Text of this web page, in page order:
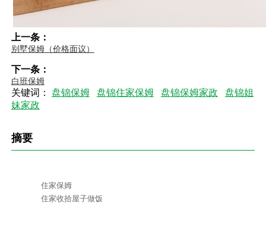
上一条：
别墅保姆（价格面议）
下一条：
白班保姆
关键词： 盘锦保姆 盘锦住家保姆 盘锦保姆家政
盘锦姐
妹家政
摘要
住家保姆
住家收拾屋子做饭